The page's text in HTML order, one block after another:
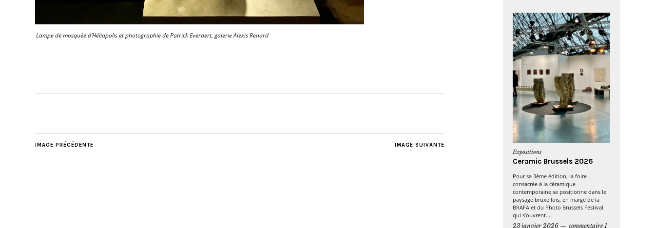
Lampe de mosquée d’Héliopolis et photographie de Patrick Everaert, galerie Alexis Renard
IMAGE SUIVANTE
IMAGE PRÉCÉDENTE
Expositions
Ceramic Brussels 2026
Pour sa 3ème édition, la foire
consacrée à la céramique
contemporaine se positionne dans le
paysage bruxellois, en marge de la
BRAFA et du Photo Brussels Festival
qui s’ouvrent...
23 janvier 2026
commentaire 1